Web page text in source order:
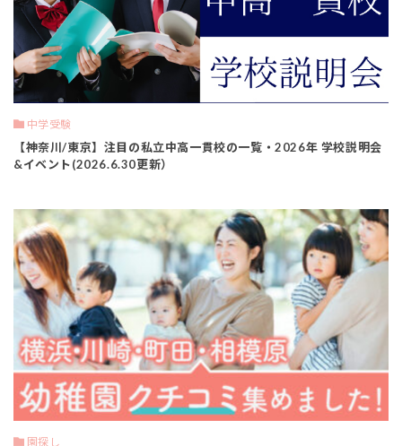
中学受験
【神奈川/東京】注目の私立中高一貫校の一覧・2026年 学校説明会
&イベント(2026.6.30更新）
園探し